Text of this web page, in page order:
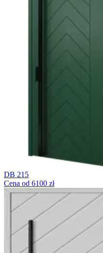
DB 215
Cena od 6100 zł